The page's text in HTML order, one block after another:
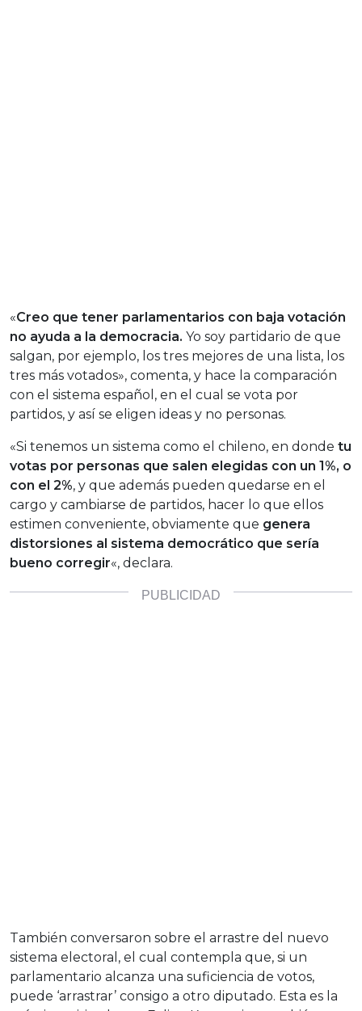
«Creo que tener parlamentarios con baja votación
no ayuda a la democracia. Yo soy partidario de que
salgan, por ejemplo, los tres mejores de una lista, los
tres más votados», comenta, y hace la comparación
con el sistema español, en el cual se vota por
partidos, y así se eligen ideas y no personas.
«Si tenemos un sistema como el chileno, en donde tu
votas por personas que salen elegidas con un 1%, o
con el 2%, y que además pueden quedarse en el
cargo y cambiarse de partidos, hacer lo que ellos
estimen conveniente, obviamente que genera
distorsiones al sistema democrático que sería
bueno corregir«, declara.
También conversaron sobre el arrastre del nuevo
sistema electoral, el cual contempla que, si un
parlamentario alcanza una suficiencia de votos,
puede ‘arrastrar’ consigo a otro diputado. Esta es la